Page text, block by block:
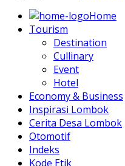
Home
Tourism
Destination
Cullinary
Event
Hotel
Economy & Business
Inspirasi Lombok
Cerita Desa Lombok
Otomotif
Indeks
Kode Etik